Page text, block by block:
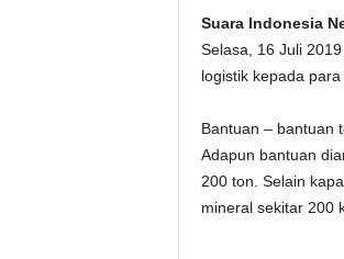
Suara Indonesia
Selasa, 16 Juli
logistik kepada
Bantuan – bantuan
Adapun bantuan
200 ton. Selain
mineral sekitar 200